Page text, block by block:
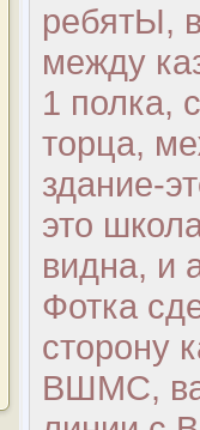
ребятЫ,
между
1 полка,
торца,
здание-
это
видна, и
Фотка
сторону
ВШМС,